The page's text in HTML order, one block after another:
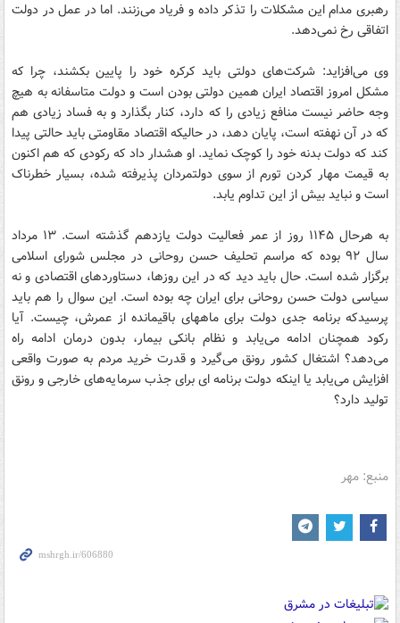
رهبری مدام این مشکلات را تذکر داده و فریاد می‌زنند. اما در عمل در دولت
اتفاقی رخ نمی‌دهد.
وی می‌افزاید: شرکت‌های دولتی باید کرکره خود را پایین بکشند، چرا که
مشکل امروز اقتصاد ایران همین دولتی بودن است و دولت متاسفانه به هیچ
وجه حاضر نیست منافع زیادی را که دارد، کنار بگذارد و به فساد زیادی هم
که در آن نهفته است، پایان دهد، در حالیکه اقتصاد مقاومتی باید حالتی پیدا
کند که دولت بدنه خود را کوچک نماید. او هشدار داد که رکودی که هم‌ اکنون
به قیمت مهار کردن تورم از سوی دولتمردان پذیرفته‌ شده، بسیار خطرناک
است و نباید بیش از این تداوم یابد.
به هرحال ۱۱۴۵ روز از عمر فعالیت دولت یازدهم گذشته است. ۱۳ مرداد
سال ۹۲ بوده که مراسم تحلیف حسن روحانی در مجلس شورای اسلامی
برگزار شده است. حال باید دید که در این روزها، دستاوردهای اقتصادی و نه
سیاسی دولت حسن روحانی برای ایران چه بوده است. این سوال را هم باید
پرسیدکه برنامه جدی دولت برای ماههای باقیمانده از عمرش، چیست. آیا
رکود همچنان ادامه می‌یابد و نظام بانکی بیمار، بدون درمان ادامه راه
می‌دهد؟ اشتغال کشور رونق می‌گیرد و قدرت خرید مردم به صورت واقعی
افزایش می‌یابد یا اینکه دولت برنامه ای برای جذب سرمایه‌های خارجی و رونق
تولید دارد؟
منبع: مهر